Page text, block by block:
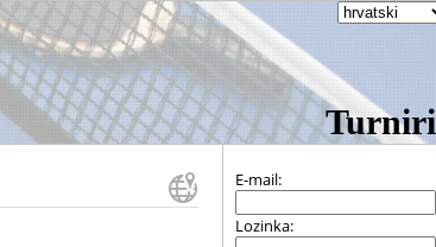
Turniri
E-mail:
Lozinka: